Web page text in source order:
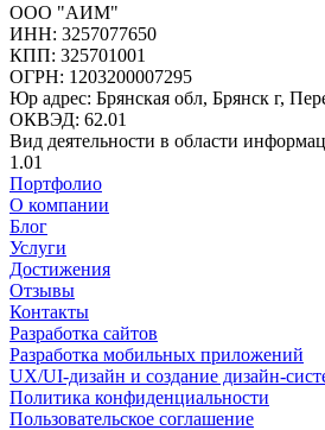
ООО "АИМ"
ИНН: 3257077650
КПП: 325701001
ОГРН: 1203200007295
Юр адрес: Брянская обл, Брянск г,
ОКВЭД: 62.01
Вид деятельности в области
1.01
Портфолио
О компании
Блог
Услуги
Достижения
Отзывы
Контакты
Разработка сайтов
Разработка мобильных приложений
UX/UI-дизайн и создание дизайн-
Политика конфиденциальности
Пользовательское соглашение